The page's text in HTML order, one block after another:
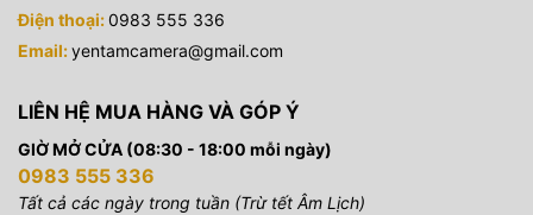
cho hình ảnh của bạn vẻ điện ảnh với cấu hình S-Cinetone™
và sử dụng các đường cong logarit để hỗ trợ quá trình hậu
nhẹ cũng có thể hoạt động trên gimbal hoặc trên máy bay
không người lái.
Điện thoại:0983 555 336
Email:yentamcamera@gmail.com
LIÊN HỆ MUA HÀNG VÀ GÓP Ý
GIỜ MỞ CỬA (08:30 - 18:00 mỗi ngày)
0983 555 336
Tất cả các ngày trong tuần (Trừ tết Âm Lịch)